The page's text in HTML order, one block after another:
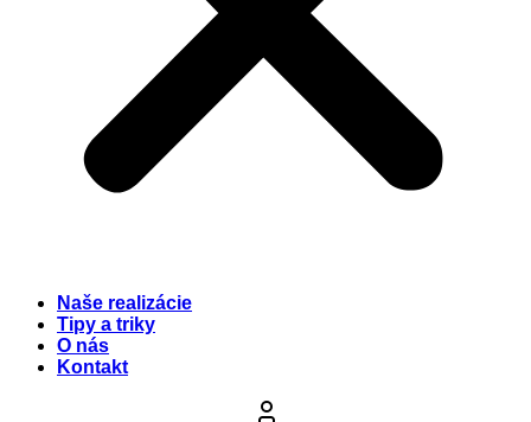
Naše realizácie
Tipy a triky
O nás
Kontakt